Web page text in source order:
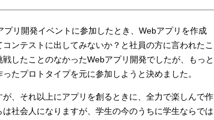
リ開発イベントに参加したとき、Webアプリを作成
ンテストに出してみないか？と社員の方に言われたこ
したことのなかったWebアプリ開発でしたが、もっと
たプロトタイプを元に参加しようと決めました。
、それ以上にアプリを創るときに、全力で楽しんで作
社会人になりますが、学生の今のうちに学生ならでは